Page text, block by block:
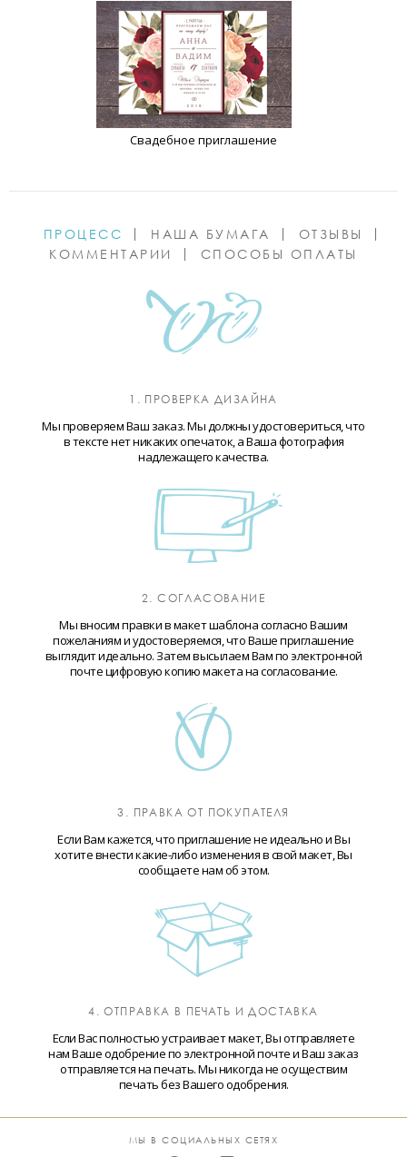
Свадебное приглашение
ПРОЦЕСС НАША БУМАГА
ОТЗЫВЫ
КОММЕНТАРИИ
СПОСОБЫ ОПЛАТЫ
1. ПРОВЕРКА ДИЗАЙНА
Мы проверяем Ваш заказ. Мы должны удостовериться, что
в тексте нет никаких опечаток, а Ваша фотография
надлежащего качества.
2. СОГЛАСОВАНИЕ
Мы вносим правки в макет шаблона согласно Вашим
пожеланиям и удостоверяемся, что Ваше приглашение
выглядит идеально. Затем высылаем Вам по электронной
почте цифровую копию макета на согласование.
3. ПРАВКА ОТ ПОКУПАТЕЛЯ
Если Вам кажется, что приглашение не идеально и Вы
хотите внести какие-либо изменения в свой макет, Вы
сообщаете нам об этом.
4. ОТПРАВКА В ПЕЧАТЬ И ДОСТАВКА
Если Вас полностью устраивает макет, Вы отправляете
нам Ваше одобрение по электронной почте и Ваш заказ
отправляется на печать. Мы никогда не осуществим
печать без Вашего одобрения.
МЫ В СОЦИАЛЬНЫХ СЕТЯХ